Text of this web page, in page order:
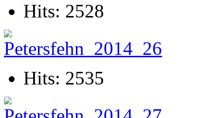
Hits: 2528
Hits: 2535